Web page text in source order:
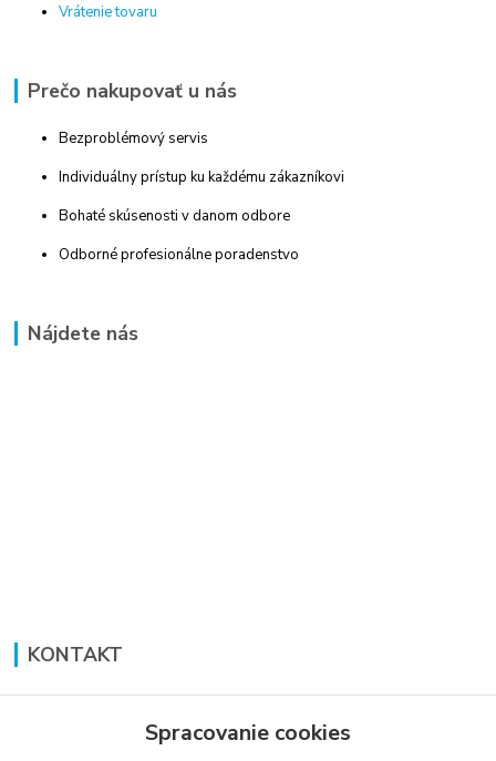
Vrátenie tovaru
Prečo nakupovať u nás
Bezproblémový servis
Individuálny prístup ku každému zákazníkovi
Bohaté skúsenosti v danom odbore
Odborné profesionálne poradenstvo
Nájdete nás
KONTAKT
+421 948 711 774Spracovanie cookies